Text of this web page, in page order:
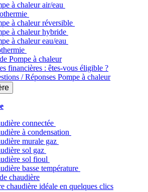
à chaleur air/eau
à chaleur réversible
à chaleur hybride
à chaleur​ eau/eau
Pompe à chaleur
financières : êtes-vous éligible ?
/ Réponses Pompe à chaleur
connectée
à condensation
murale gaz
sol gaz
sol fioul
basse température
chaudière
chaudière idéale en quelques clics